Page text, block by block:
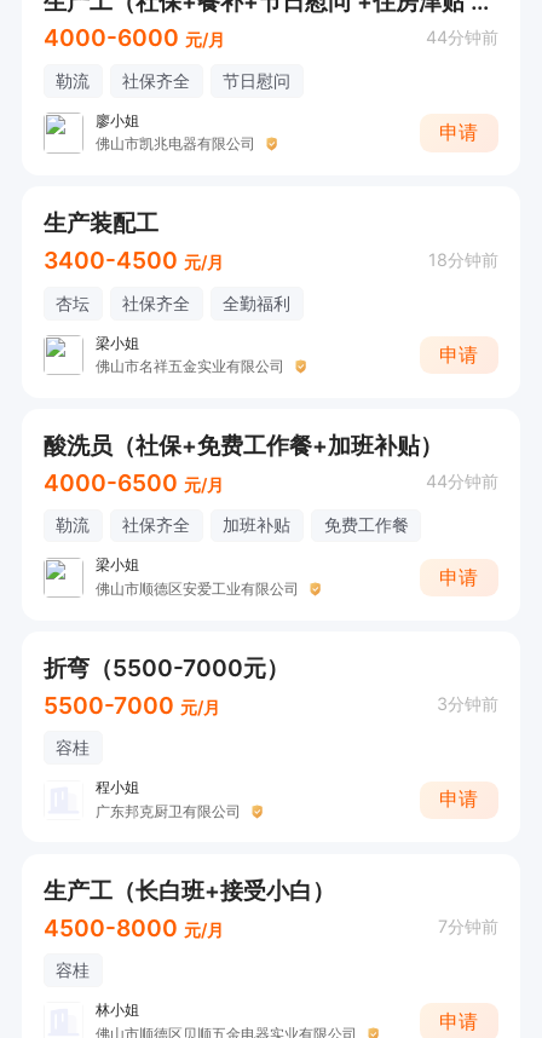
4000-6000 元/月 44分钟前
勒流 社保齐全 节日慰问
廖小姐
佛山市凯兆电器有限公司
申请
生产装配工
3400-4500 元/月 18分钟前
杏坛 社保齐全 全勤福利
梁小姐
佛山市名祥五金实业有限公司
申请
酸洗员（社保+免费工作餐+加班补贴）
4000-6500 元/月 44分钟前
勒流 社保齐全 加班补贴 免费工作餐
梁小姐
佛山市顺德区安爱工业有限公司
申请
折弯（5500-7000元）
5500-7000 元/月 3分钟前
容桂
程小姐
广东邦克厨卫有限公司
申请
生产工（长白班+接受小白）
4500-8000 元/月 7分钟前
容桂
林小姐
佛山市顺德区贝顺五金电器实业有限公司
申请